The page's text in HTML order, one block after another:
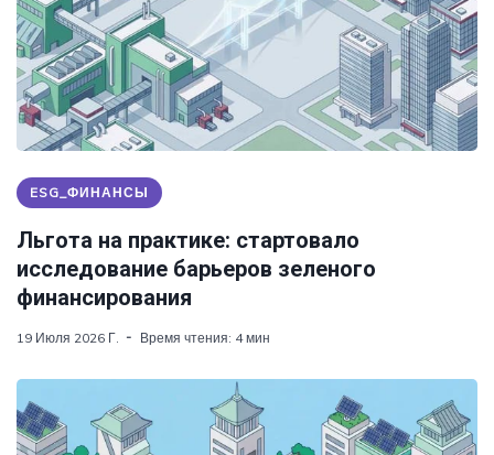
ESG_ФИНАНСЫ
Льгота на практике: стартовало
исследование барьеров зеленого
финансирования
19 Июля 2026 Г. Время чтения: 4 мин